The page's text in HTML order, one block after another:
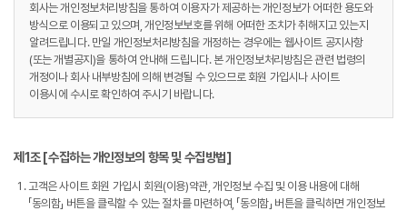
회사는 개인정보처리방침을 통하여 이용자가 제공하는 개인정보가 어떠한 용도와
방식으로 이용되고 있으며, 개인정보보호를 위해 어떠한 조치가 취해지고 있는지
알려드립니다. 만일 개인정보처리방침을 개정하는 경우에는 웹사이트 공지사항
(또는 개별공지)을 통하여 안내해 드립니다. 본 개인정보처리방침은 관련 법령의
개정이나 회사 내부방침에 의해 변경될 수 있으므로 회원 가입시나 사이트
이용시에 수시로 확인하여 주시기 바랍니다.
제1조 [수집하는 개인정보의 항목 및 수집방법]
고객은 사이트 회원 가입시 회원(이용)약관, 개인정보 수집 및 이용 내용에 대해
「동의함」 버튼을 클릭할 수 있는 절차를 마련하여, 「동의함」 버튼을 클릭하면 개인정보